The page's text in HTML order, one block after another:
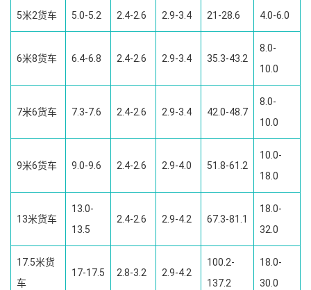
5米2货车 5.0-5.2 2.4-2.6 2.9-3.4 21-28.6 4.0-6.0
6米8货车 6.4-6.8 2.4-2.6 2.9-3.4 35.3-43.2
8.0-
10.0
7米6货车 7.3-7.6 2.4-2.6 2.9-3.4 42.0-48.7
8.0-
10.0
9米6货车 9.0-9.6 2.4-2.6 2.9-4.0 51.8-61.2
10.0-
18.0
13米货车
13.0-
13.5
2.4-2.6 2.9-4.2 67.3-81.1
18.0-
32.0
17.5米货
车
17-17.5 2.8-3.2 2.9-4.2
100.2-
137.2
18.0-
30.0